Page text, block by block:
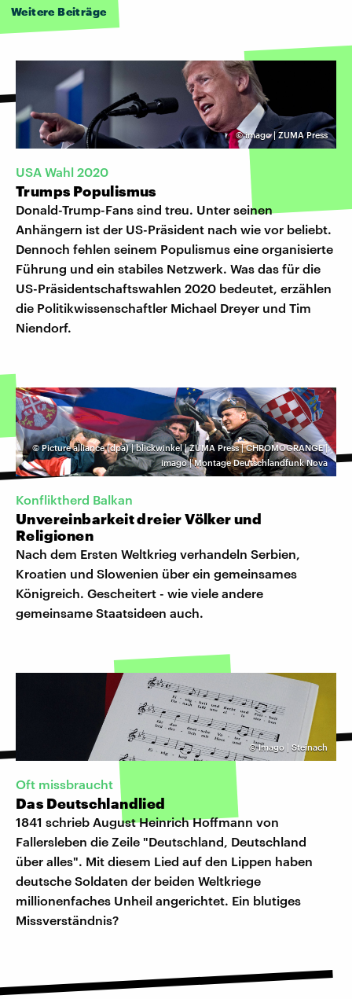
Weitere Beiträge
©imago | ZUMA Press
USA Wahl 2020
Trumps Populismus
Donald-Trump-Fans sind treu. Unter seinen
Anhängern ist der US-Präsident nach wie vor beliebt.
Dennoch fehlen seinem Populismus eine organisierte
Führung und ein stabiles Netzwerk. Was das für die
US-Präsidentschaftswahlen 2020 bedeutet, erzählen
die Politikwissenschaftler Michael Dreyer und Tim
Niendorf.
©Picture alliance (dpa) | blickwinkel | ZUMA Press | CHROMOGRANGE |
imago | Montage Deutschlandfunk Nova
Konfliktherd Balkan
Unvereinbarkeit dreier Völker und
Religionen
Nach dem Ersten Weltkrieg verhandeln Serbien,
Kroatien und Slowenien über ein gemeinsames
Königreich. Gescheitert - wie viele andere
gemeinsame Staatsideen auch.
©Imago | Steinach
Oft missbraucht
Das Deutschlandlied
1841 schrieb August Heinrich Hoffmann von
Fallersleben die Zeile "Deutschland, Deutschland
über alles". Mit diesem Lied auf den Lippen haben
deutsche Soldaten der beiden Weltkriege
millionenfaches Unheil angerichtet. Ein blutiges
Missverständnis?